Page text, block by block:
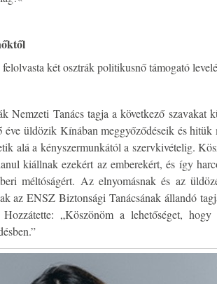
két osztrák politikusnő támogató
Nemzeti Tanács tagja a következő szavakat
üldözik Kínában meggyőződéseik és hitük
alá a kényszermunkától a szervkivételig.
kiállnak ezekért az emberekért, és így
méltóságért. Az elnyomásnak és az
az ENSZ Biztonsági Tanácsának állandó
„Köszönöm a lehetőséget, hogy